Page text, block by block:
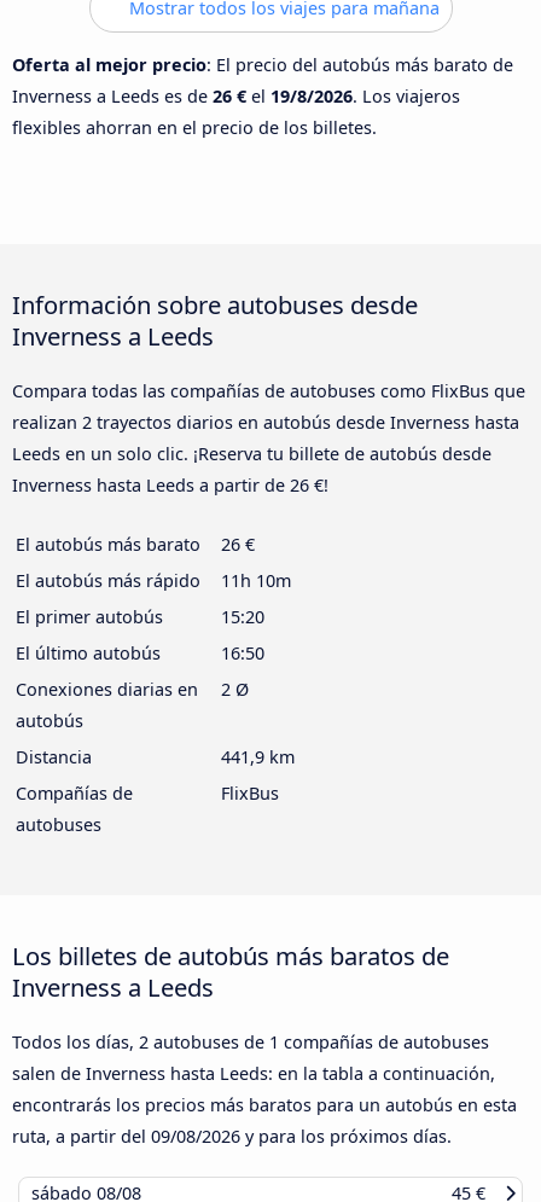
Mostrar todos los viajes para mañana
Oferta al mejor precio: El precio del autobús más barato de
Inverness a Leeds es de 26 € el 19/8/2026. Los viajeros
flexibles ahorran en el precio de los billetes.
Información sobre autobuses desde
Inverness a Leeds
Compara todas las compañías de autobuses como FlixBus que
realizan 2 trayectos diarios en autobús desde Inverness hasta
Leeds en un solo clic. ¡Reserva tu billete de autobús desde
Inverness hasta Leeds a partir de 26 €!
El autobús más barato
26 €
El autobús más rápido
11h 10m
El primer autobús
15:20
El último autobús
16:50
Conexiones diarias en
autobús
2 Ø
Distancia
441,9 km
Compañías de
autobuses
FlixBus
Los billetes de autobús más baratos de
Inverness a Leeds
Todos los días, 2 autobuses de 1 compañías de autobuses
salen de Inverness hasta Leeds: en la tabla a continuación,
encontrarás los precios más baratos para un autobús en esta
ruta, a partir del 09/08/2026 y para los próximos días.
sábado 08/08
45 €